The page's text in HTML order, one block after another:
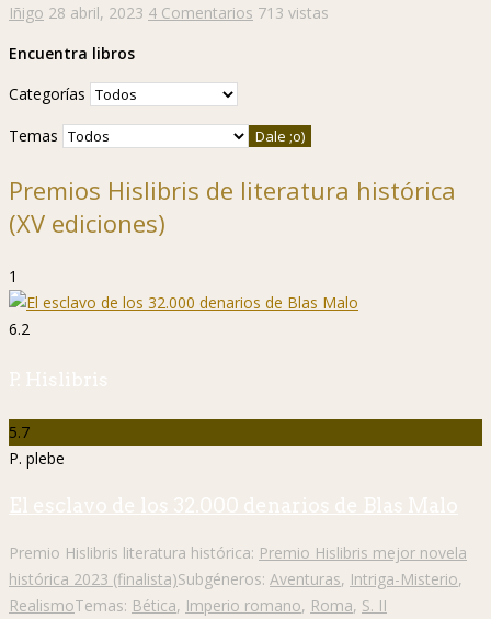
Iñigo 28 abril, 2023 4 Comentarios 713 vistas
Encuentra libros
Categorías
Temas
Premios Hislibris de literatura histórica
(XV ediciones)
1
6.2
P. Hislibris
5.7
P. plebe
El esclavo de los 32.000 denarios de Blas Malo
Premio Hislibris literatura histórica: Premio Hislibris mejor novela
histórica 2023 (finalista)Subgéneros: Aventuras, Intriga-Misterio,
RealismoTemas: Bética, Imperio romano, Roma, S. II